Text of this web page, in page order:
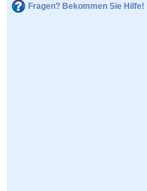
Fragen? Bekommen Sie Hilfe!